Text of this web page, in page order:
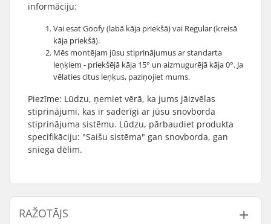
informāciju:
Vai esat Goofy (labā kāja priekšā) vai Regular (kreisā
kāja priekšā).
Mēs montējam jūsu stiprinājumus ar standarta
leņķiem - priekšējā kāja 15° un aizmugurējā kāja 0°. Ja
vēlaties citus leņķus, paziņojiet mums.
Piezīme: Lūdzu, ņemiet vērā, ka jums jāizvēlas
stiprinājumi, kas ir saderīgi ar jūsu snovborda
stiprinājuma sistēmu. Lūdzu, pārbaudiet produkta
specifikāciju: "Saišu sistēma" gan snovborda, gan
sniega dēlim.
RAŽOTĀJS